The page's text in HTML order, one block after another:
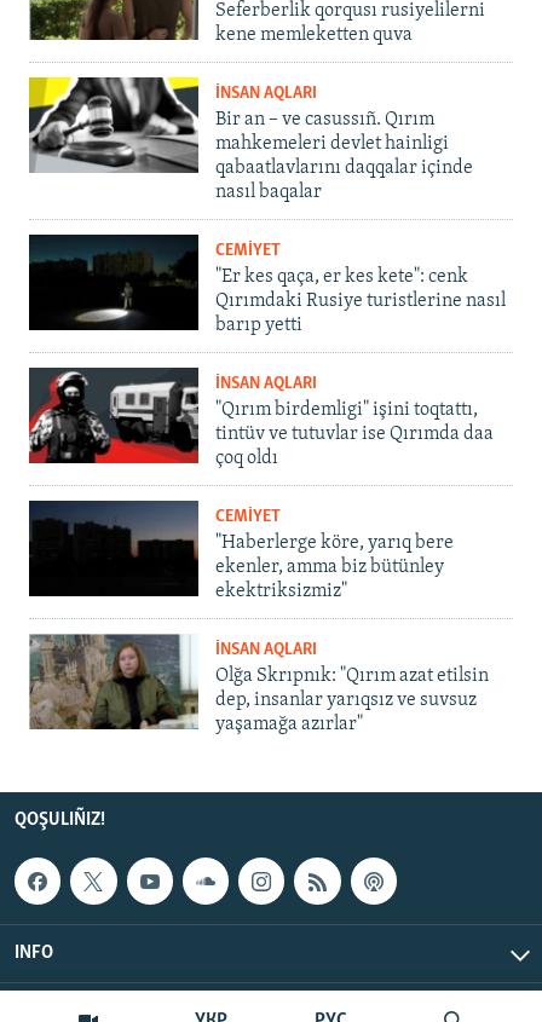
Seferberlik qorqusı rusiyelilerni
kene memleketten quva
İNSAN AQLARI
Bir an – ve casussıñ. Qırım
mahkemeleri devlet hainligi
qabaatlavlarını daqqalar içinde
nasıl baqalar
CEMİYET
"Er kes qaça, er kes kete": cenk
Qırımdaki Rusiye turistlerine nasıl
barıp yetti
İNSAN AQLARI
"Qırım birdemligi" işini toqtattı,
tintüv ve tutuvlar ise Qırımda daa
çoq oldı
CEMİYET
"Haberlerge köre, yarıq bere
ekenler, amma biz bütünley
ekektriksizmiz"
İNSAN AQLARI
Olğa Skrıpnık: "Qırım azat etilsin
dep, insanlar yarıqsız ve suvsuz
yaşamağa azırlar"
QOŞULIÑIZ!
INFO
© Qırım.Aqiqat, 2026 | All Rights Reserved.